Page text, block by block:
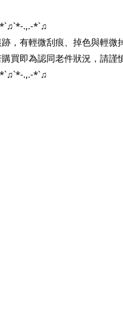
.,.-*`♫
，有輕微刮痕、掉色與輕微
買即為認同老件狀況，請謹
.,.-*`♫